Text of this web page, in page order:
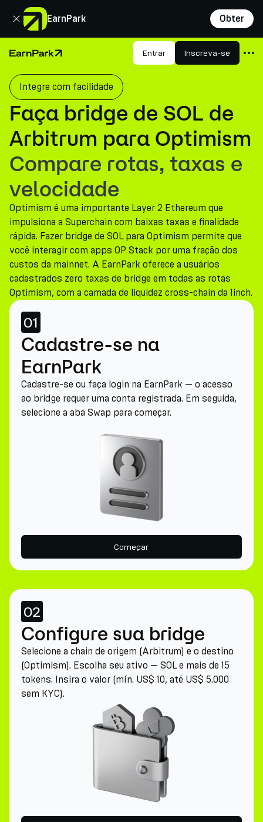
EarnPark Obter
Fechar
Página Inicial Entrar Inscreva-se
Produtos
Mercados
Calculadoras
PARK Token
Recursos
Empresa
Integre com facilidade
Faça bridge de SOL de
Arbitrum para Optimism
Compare rotas, taxas e
velocidade
Optimism é uma importante Layer 2 Ethereum que
impulsiona a Superchain com baixas taxas e finalidade
rápida. Fazer bridge de SOL para Optimism permite que
você interagir com apps OP Stack por uma fração dos
custos da mainnet. A EarnPark oferece a usuários
cadastrados zero taxas de bridge em todas as rotas
Optimism, com a camada de liquidez cross-chain da 1inch.
01
Cadastre-se na
EarnPark
Cadastre-se ou faça login na EarnPark — o acesso
ao bridge requer uma conta registrada. Em seguida,
selecione a aba Swap para começar.
Começar
02
Configure sua bridge
Selecione a chain de origem (Arbitrum) e o destino
(Optimism). Escolha seu ativo — SOL e mais de 15
tokens. Insira o valor (mín. US$ 10, até US$ 5.000
sem KYC).